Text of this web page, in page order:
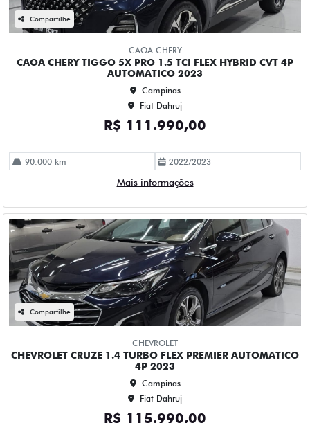
CHEVROLET CRUZE 1.4 TURBO FLEX PREMIER AUTOMATICO
4P 2023
Campinas
Fiat Dahruj
R$ 115.990,00
2022/2023
Mais informações
Compartilhe
CHEVROLET
CHEVROLET MONTANA 1.2 TURBO FLEX PREMIER
AUTOMATICO 4P 2023
Campinas
Fiat Dahruj
R$ 109.990,00
2023/2023
Mais informações